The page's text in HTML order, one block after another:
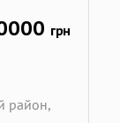
грн
район,